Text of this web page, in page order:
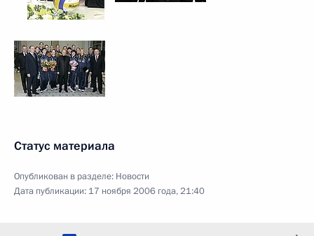
Статус материала
Опубликован в разделе: Новости
Дата публикации: 17 ноября 2006 года, 21:40